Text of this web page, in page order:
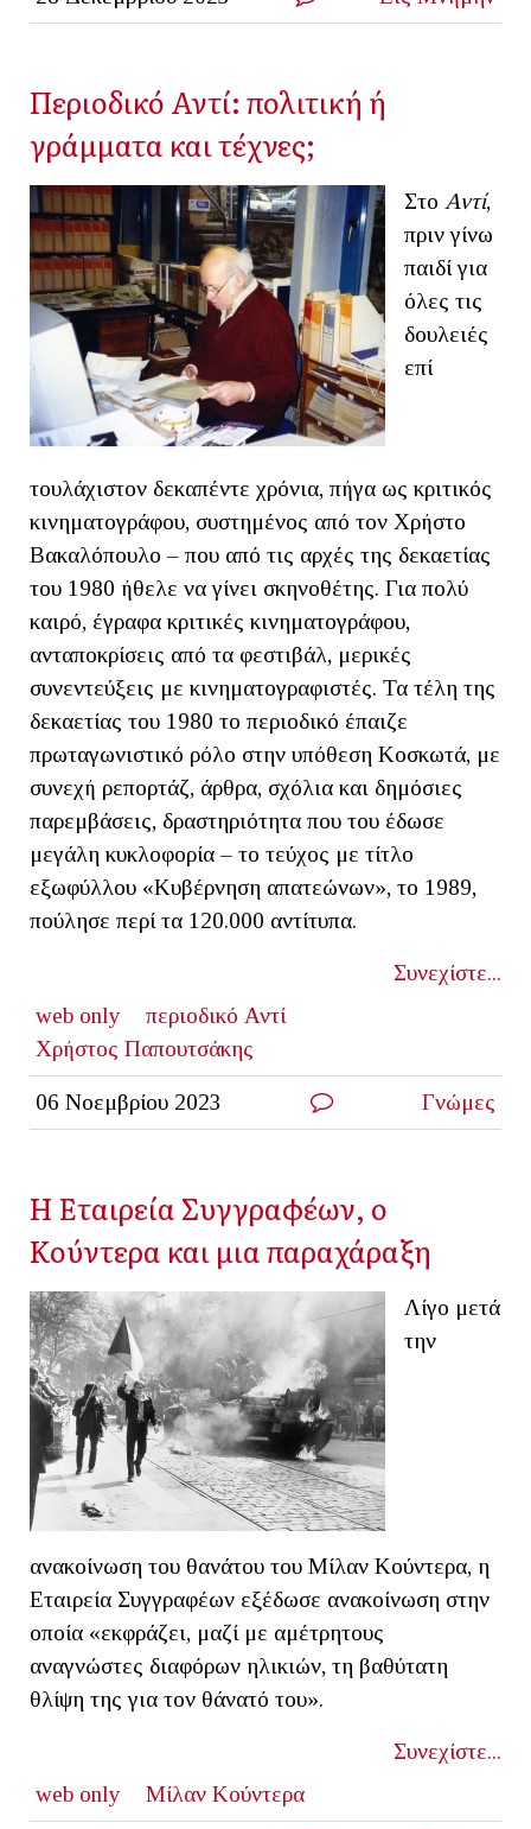
Περιοδικό Αντί: πολιτική ή
γράμματα και τέχνες;
Στο Αντί,
πριν γίνω
παιδί για
όλες τις
δουλειές
επί
τουλάχιστον δεκαπέντε χρόνια, πήγα ως κριτικός
κινηματογράφου, συστημένος από τον Χρήστο
Βακαλόπουλο – που από τις αρχές της δεκαετίας
του 1980 ήθελε να γίνει σκηνοθέτης. Για πολύ
καιρό, έγραφα κριτικές κινηματογράφου,
ανταποκρίσεις από τα φεστιβάλ, μερικές
συνεντεύξεις με κινηματογραφιστές. Τα τέλη της
δεκαετίας του 1980 το περιοδικό έπαιζε
πρωταγωνιστικό ρόλο στην υπόθεση Κοσκωτά, με
συνεχή ρεπορτάζ, άρθρα, σχόλια και δημόσιες
παρεμβάσεις, δραστηριότητα που του έδωσε
μεγάλη κυκλοφορία – το τεύχος με τίτλο
εξωφύλλου «Κυβέρνηση απατεώνων», το 1989,
πούλησε περί τα 120.000 αντίτυπα.
Συνεχίστε...
web only
περιοδικό Αντί
Χρήστος Παπουτσάκης
06 Νοεμβρίου 2023 Γνώμες
Η Εταιρεία Συγγραφέων, ο
Κούντερα και μια παραχάραξη
Λίγο μετά
την
ανακοίνωση του θανάτου του Μίλαν Κούντερα, η
Εταιρεία Συγγραφέων εξέδωσε ανακοίνωση στην
οποία «εκφράζει, μαζί με αμέτρητους
αναγνώστες διαφόρων ηλικιών, τη βαθύτατη
θλίψη της για τον θάνατό του».
Συνεχίστε...
web only
Μίλαν Κούντερα